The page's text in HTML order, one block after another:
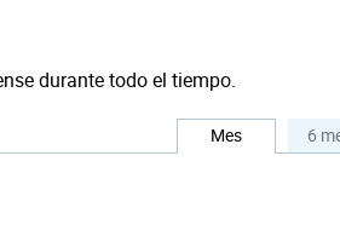
durante todo el tiempo.
Mes 6